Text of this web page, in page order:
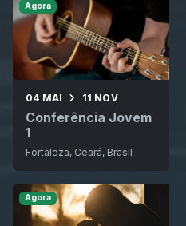
04 MAI 11 NOV
Conferência Jovem
1
Fortaleza, Ceará, Brasil
Agora
Agora